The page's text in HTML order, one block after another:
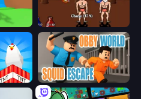
Swords and Sandals 2